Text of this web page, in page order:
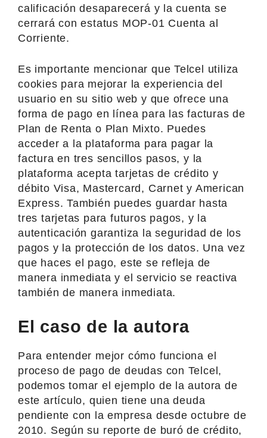
calificación desaparecerá y la cuenta se
cerrará con estatus MOP-01 Cuenta al
Corriente.
Es importante mencionar que Telcel utiliza
cookies para mejorar la experiencia del
usuario en su sitio web y que ofrece una
forma de pago en línea para las facturas de
Plan de Renta o Plan Mixto. Puedes
acceder a la plataforma para pagar la
factura en tres sencillos pasos, y la
plataforma acepta tarjetas de crédito y
débito Visa, Mastercard, Carnet y American
Express. También puedes guardar hasta
tres tarjetas para futuros pagos, y la
autenticación garantiza la seguridad de los
pagos y la protección de los datos. Una vez
que haces el pago, este se refleja de
manera inmediata y el servicio se reactiva
también de manera inmediata.
El caso de la autora
Para entender mejor cómo funciona el
proceso de pago de deudas con Telcel,
podemos tomar el ejemplo de la autora de
este artículo, quien tiene una deuda
pendiente con la empresa desde octubre de
2010. Según su reporte de buró de crédito,